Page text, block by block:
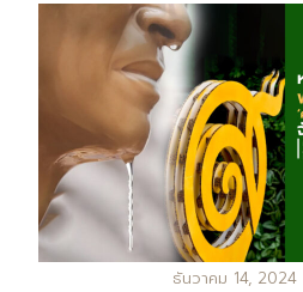
ธันวาคม 14, 2024